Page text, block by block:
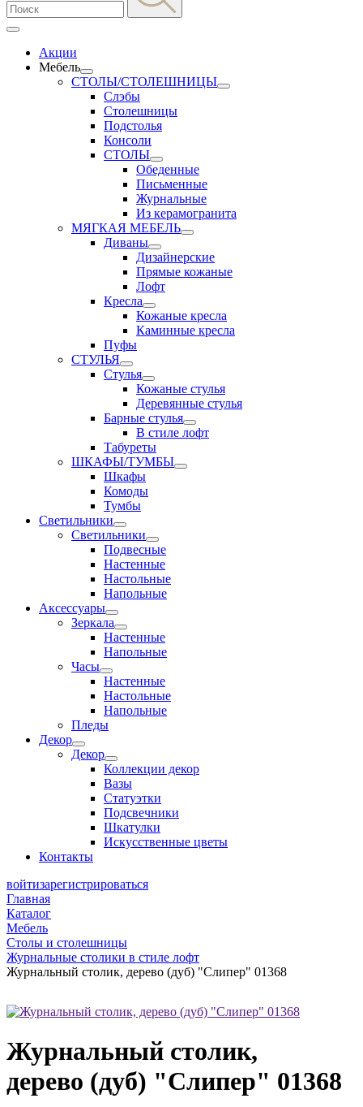
Акции
Мебель
СТОЛЫ/СТОЛЕШНИЦЫ
Слэбы
Столешницы
Подстолья
Консоли
СТОЛЫ
Обеденные
Письменные
Журнальные
Из керамогранита
МЯГКАЯ МЕБЕЛЬ
Диваны
Дизайнерские
Прямые кожаные
Лофт
Кресла
Кожаные кресла
Каминные кресла
Пуфы
СТУЛЬЯ
Стулья
Кожаные стулья
Деревянные стулья
Барные стулья
В стиле лофт
Табуреты
ШКАФЫ/ТУМБЫ
Шкафы
Комоды
Тумбы
Светильники
Светильники
Подвесные
Настенные
Настольные
Напольные
Аксессуары
Зеркала
Настенные
Напольные
Часы
Настенные
Настольные
Напольные
Пледы
Декор
Декор
Коллекции декор
Вазы
Статуэтки
Подсвечники
Шкатулки
Искусственные цветы
Контакты
войтизарегистрироваться
Главная
Каталог
Мебель
Столы и столешницы
Журнальные столики в стиле лофт
Журнальный столик, дерево (дуб) "Слипер" 01368
Журнальный столик,
дерево (дуб) "Слипер" 01368